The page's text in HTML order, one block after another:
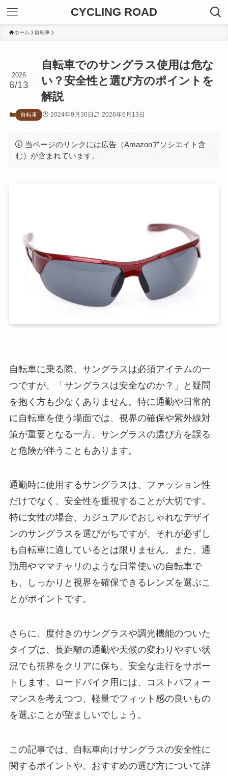
CYCLING ROAD
ホーム 自転車
自転車でのサングラス使用は危な
い？安全性と選び方のポイントを
解説
2026
6/13
自転車 2024年9月30日 2026年6月13日
当ページのリンクには広告（Amazonアソシエイト含
む）が含まれています。
自転車に乗る際、サングラスは必須アイテムの一
つですが、「サングラスは安全なのか？」と疑問
を抱く方も少なくありません。特に通勤や日常的
に自転車を使う場面では、視界の確保や紫外線対
策が重要となる一方、サングラスの選び方を誤る
と危険が伴うこともあります。
通勤時に使用するサングラスは、ファッション性
だけでなく、安全性を重視することが大切です。
特に女性の場合、カジュアルでおしゃれなデザイ
ンのサングラスを選びがちですが、それが必ずし
も自転車に適しているとは限りません。また、通
勤用やママチャリのような日常使いの自転車で
も、しっかりと視界を確保できるレンズを選ぶこ
とがポイントです。
さらに、度付きのサングラスや調光機能のついた
タイプは、長距離の通勤や天候の変わりやすい状
況でも視界をクリアに保ち、安全な走行をサポー
トします。ロードバイク用には、コストパフォー
マンスを考えつつ、軽量でフィット感の良いもの
を選ぶことが望ましいでしょう。
この記事では、自転車向けサングラスの安全性に
関するポイントや、おすすめの選び方について詳